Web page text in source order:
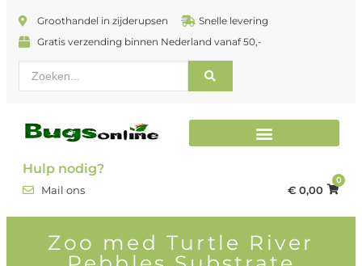
Groothandel in zijderupsen
Snelle levering
Gratis verzending binnen Nederland vanaf 50,-
Hulp nodig?
Mail ons € 0,00
0
Zoo med Turtle River